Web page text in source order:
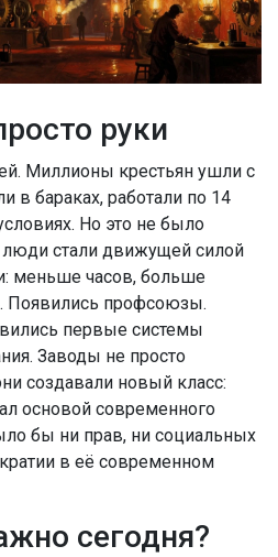
руки
Миллионы крестьян ушли с
в бараках, работали по 14
Но это не было
люди стали движущей силой
меньше часов, больше
Появились профсоюзы.
первые системы
Заводы не просто
создавали новый класс:
основой современного
бы ни прав, ни социальных
в её современном
сегодня?